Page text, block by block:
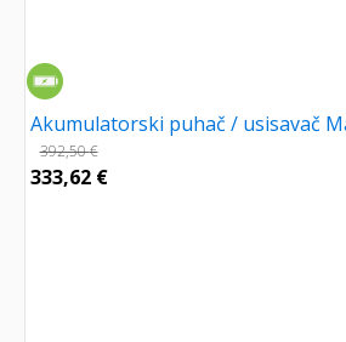
Akumulatorski puhač / usisavač
392,50€
333,62 €